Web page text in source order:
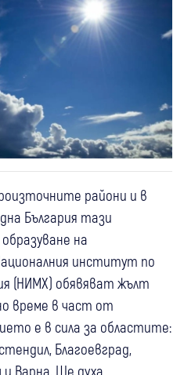
райони и в
България тази
на
институт по
(НИМХ) обявяват жълт
време в част от
е в сила за областите:
Благоевград,
Варна. Ще духа